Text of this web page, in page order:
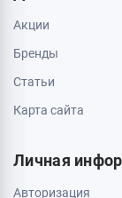
Свяжитесь с
0 800 403 173
044 334 54 27
063 789 66 52